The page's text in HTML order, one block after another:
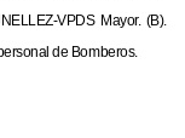
VPDS Mayor. (B).
de Bomberos.